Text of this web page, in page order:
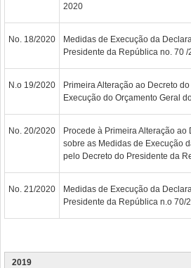
2020
No. 18/2020
Medidas de Execução da
Presidente da República no. 70
N.o 19/2020
Primeira Alteração ao Decreto
Execução do Orçamento Geral
No. 20/2020
Procede à Primeira Alteração
sobre as Medidas de Execução
pelo Decreto do Presidente da
No. 21/2020
Medidas de Execução da
Presidente da República n.o 70/
2019